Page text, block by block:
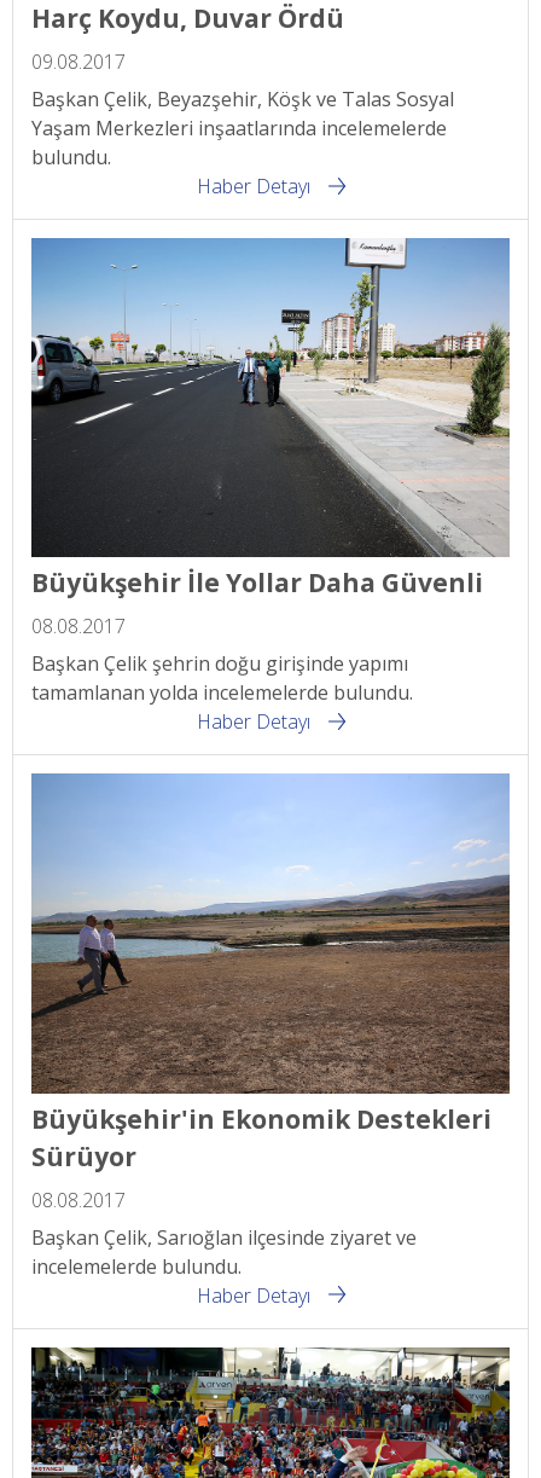
Harç Koydu, Duvar Ördü
09.08.2017
Başkan Çelik, Beyazşehir, Köşk ve Talas Sosyal
Yaşam Merkezleri inşaatlarında incelemelerde
bulundu.
Haber Detayı
Büyükşehir İle Yollar Daha Güvenli
08.08.2017
Başkan Çelik şehrin doğu girişinde yapımı
tamamlanan yolda incelemelerde bulundu.
Haber Detayı
Büyükşehir'in Ekonomik Destekleri
Sürüyor
08.08.2017
Başkan Çelik, Sarıoğlan ilçesinde ziyaret ve
incelemelerde bulundu.
Haber Detayı